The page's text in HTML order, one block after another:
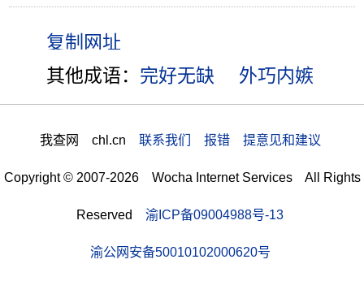
其他成语： 完好无缺 外巧内嫉
我查网 chl.cn 联系我们 报错 提意见和建议
Copyright © 2007-2026 Wocha Internet Services All Rights
Reserved 渝ICP备09004988号-13
渝公网安备50010102000620号